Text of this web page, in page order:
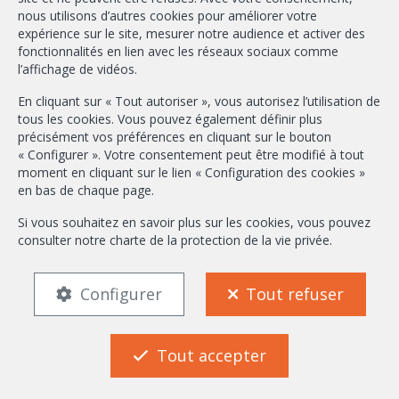
nous utilisons d’autres cookies pour améliorer votre
expérience sur le site, mesurer notre audience et activer des
fonctionnalités en lien avec les réseaux sociaux comme
l’affichage de vidéos.
En cliquant sur « Tout autoriser », vous autorisez l’utilisation de
tous les cookies. Vous pouvez également définir plus
précisément vos préférences en cliquant sur le bouton
« Configurer ». Votre consentement peut être modifié à tout
moment en cliquant sur le lien « Configuration des cookies »
en bas de chaque page.
Si vous souhaitez en savoir plus sur les cookies, vous pouvez
consulter notre charte de la protection de la vie privée.
Configurer Tout refuser
Tout accepter
info@ambbroker.be
Agent immobilier intermédiaire agréé IPI sous le numéro 503.610 en
Instance de contrôle: Institut professionnel des agents immobiliers, rue
du Luxembourg 16B, 1000 Bruxelles (+32 2 505 38 50 - info@ipi.be) -
Soumis aucode déontologique de l’ IPI
RC professionnelle et cautionnement via AXA Belgium SA, Place du Trône
1, 1000 Bruxelles – police n° 730.390.160. Couverture valable pour les
Conditions générales d'utilisation du site
Configuration des cookies